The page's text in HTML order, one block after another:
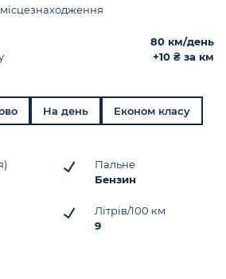
80 км/день
+10 ₴ за км
На день Економ класу
Пальне
Бензин
Літрів/100 км
9